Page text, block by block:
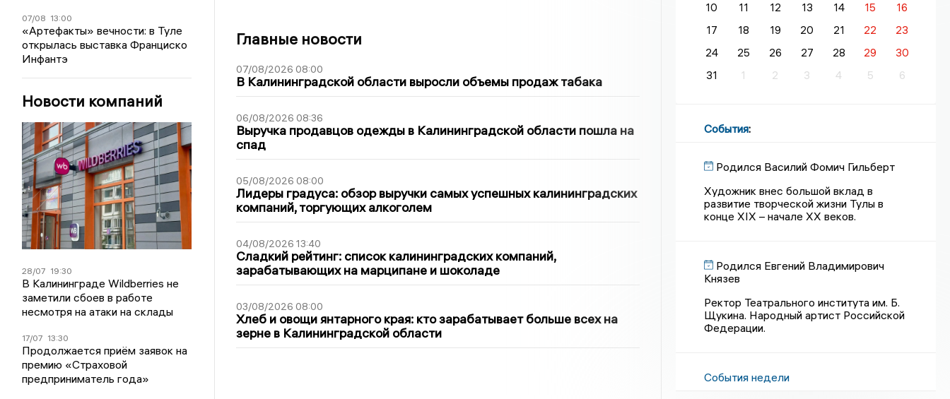
07/08 13:00
«Артефакты» вечности: в Туле
открылась выставка Франциско
Инфантэ
Новости компаний
28/07 19:30
В Калининграде Wildberries не
заметили сбоев в работе
несмотря на атаки на склады
17/07 13:30
Продолжается приём заявок на
премию «Страховой
предприниматель года»
Главные новости
07/08/2026 08:00
В Калининградской области выросли объемы продаж табака
06/08/2026 08:36
Выручка продавцов одежды в Калининградской области пошла на
спад
05/08/2026 08:00
Лидеры градуса: обзор выручки самых успешных калининградских
компаний, торгующих алкоголем
04/08/2026 13:40
Сладкий рейтинг: список калининградских компаний,
зарабатывающих на марципане и шоколаде
03/08/2026 08:00
Хлеб и овощи янтарного края: кто зарабатывает больше всех на
зерне в Калининградской области
10
11 12 13 14 15
16
17
18 19 20 21 22
23
24
25 26 27 28 29
30
31
1 2 3 4 5 6
События:
Родился Василий Фомич Гильберт
Художник внес большой вклад в
развитие творческой жизни Тулы в
конце XIX – начале XX веков.
Родился Евгений Владимирович
Князев
Ректор Театрального института им. Б.
Щукина. Народный артист Российской
Федерации.
События недели